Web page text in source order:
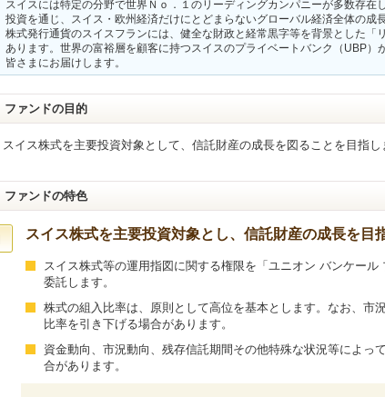
スイスには特定の分野で世界Ｎｏ．１のリーディングカンパニーが多数存在
投資を通じ、スイス・欧州経済だけにとどまらないグローバル経済全体の成
株式発行通貨のスイスフランには、健全な財政と経常黒字等を背景とした「
あります。世界の富裕層を顧客に持つスイスのプライベートバンク（UBP）
皆さまにお届けします。
ファンドの目的
スイス株式を主要投資対象として、信託財産の成長を図ることを目指し
ファンドの特色
スイス株式を主要投資対象とし、信託財産の成長を目
スイス株式等の運用指図に関する権限を「ユニオン バンケー
委託します。
株式の組入比率は、原則として高位を基本とします。なお、市
比率を引き下げる場合があります。
資金動向、市況動向、残存信託期間その他特殊な状況等によっ
合があります。